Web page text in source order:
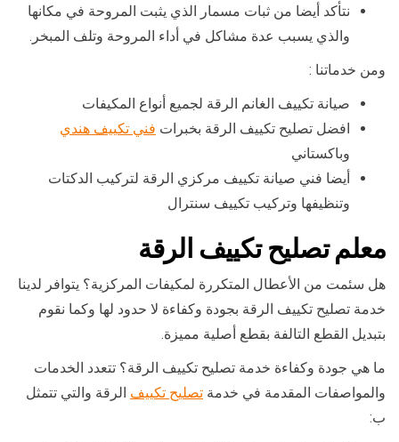
نتأكد أيضا من ثبات مسمار الذي يثبت المروحة في مكانها
والذي يسبب عدة مشاكل في أداء المروحة وتلف المبخر.
ومن خدماتنا :
صيانة تكييف الغانم الرقة لجميع أنواع المكيفات
افضل تصليح تكييف الرقة بخبرات فني تكييف هندي
وباكستاني
أيضا فني صيانة تكييف مركزي الرقة لتركيب الدكتات
وتنظيفها وتركيب تكييف سنترال
معلم تصليح تكييف الرقة
هل سئمت من الأعطال المتكررة لمكيفات المركزية؟ يتوافر لدينا
خدمة تصليح تكييف الرقة بجودة وكفاءة لا حدود لها وكما نقوم
بتبديل القطع التالفة بقطع أصلية مميزة.
ما هي جودة وكفاءة خدمة تصليح تكييف الرقة؟ تتعدد الخدمات
والمواصفات المقدمة في خدمة تصليح تكييف الرقة والتي تتمثل
ب: